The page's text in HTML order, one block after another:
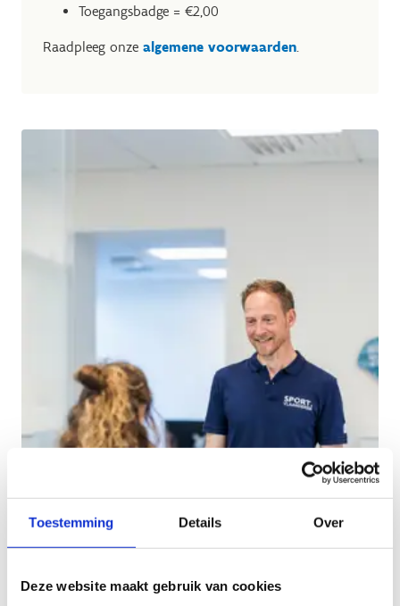
Toestemming Details Over
Deze website maakt gebruik van cookies
Toegangsbadge = €2,00
Raadpleeg onze algemene voorwaarden.